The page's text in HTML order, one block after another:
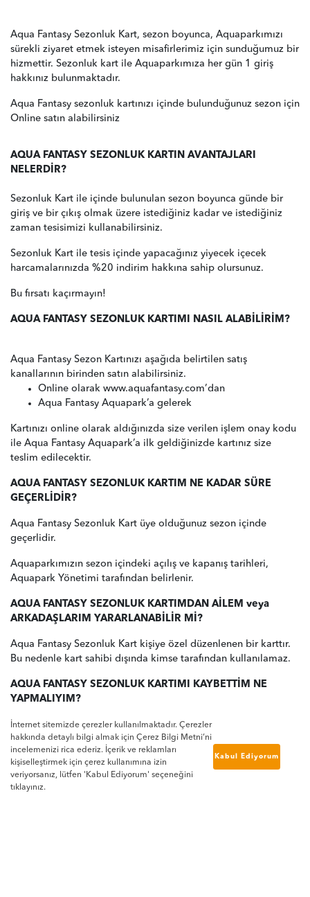
İnternet sitemizde çerezler kullanılmaktadır. Çerezler
hakkında detaylı bilgi almak için Çerez Bilgi Metni’ni
incelemenizi rica ederiz. İçerik ve reklamları
kişiselleştirmek için çerez kullanımına izin
veriyorsanız, lütfen 'Kabul Ediyorum' seçeneğini
tıklayınız.
Kabul Ediyorum
Aqua Fantasy Sezonluk Kart, sezon boyunca, Aquaparkımızı
sürekli ziyaret etmek isteyen misafirlerimiz için sunduğumuz bir
hizmettir. Sezonluk kart ile Aquaparkımıza her gün 1 giriş
hakkınız bulunmaktadır.
Aqua Fantasy sezonluk kartınızı içinde bulunduğunuz sezon için
Online satın alabilirsiniz
AQUA FANTASY SEZONLUK KARTIN AVANTAJLARI
NELERDİR?
Sezonluk Kart ile içinde bulunulan sezon boyunca günde bir
giriş ve bir çıkış olmak üzere istediğiniz kadar ve istediğiniz
zaman tesisimizi kullanabilirsiniz.
Sezonluk Kart ile tesis içinde yapacağınız yiyecek içecek
harcamalarınızda %20 indirim hakkına sahip olursunuz.
Bu fırsatı kaçırmayın!
AQUA FANTASY SEZONLUK KARTIMI NASIL ALABİLİRİM?
Aqua Fantasy Sezon Kartınızı aşağıda belirtilen satış
kanallarının birinden satın alabilirsiniz.
Online olarak www.aquafantasy.com’dan
Aqua Fantasy Aquapark’a gelerek
Kartınızı online olarak aldığınızda size verilen işlem onay kodu
ile Aqua Fantasy Aquapark’a ilk geldiğinizde kartınız size
teslim edilecektir.
AQUA FANTASY SEZONLUK KARTIM NE KADAR SÜRE
GEÇERLİDİR?
Aqua Fantasy Sezonluk Kart üye olduğunuz sezon içinde
geçerlidir.
Aquaparkımızın sezon içindeki açılış ve kapanış tarihleri,
Aquapark Yönetimi tarafından belirlenir.
AQUA FANTASY SEZONLUK KARTIMDAN AİLEM veya
ARKADAŞLARIM YARARLANABİLİR Mİ?
Aqua Fantasy Sezonluk Kart kişiye özel düzenlenen bir karttır.
Bu nedenle kart sahibi dışında kimse tarafından kullanılamaz.
AQUA FANTASY SEZONLUK KARTIMI KAYBETTİM NE
YAPMALIYIM?
Aquapark girişinde bulunan misafir hizmetlerine bilgi vererek
kaybolan kartınızın iptal edilmesinin ardından yenileme ücreti
karşılığında kartınızın yeniden basılmasını sağlayabilirsiniz.
AQUA FANTASY SEZONLUK KART KURALLARI NELERDİR?